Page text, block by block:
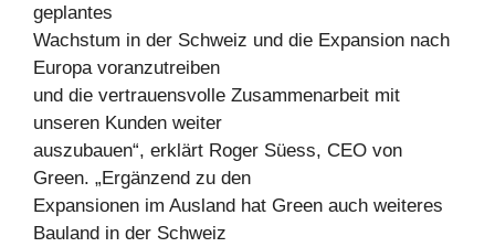
geplantes
Wachstum in der Schweiz und die Expansion nach
Europa voranzutreiben
und die vertrauensvolle Zusammenarbeit mit
unseren Kunden weiter
auszubauen“, erklärt Roger Süess, CEO von
Green. „Ergänzend zu den
Expansionen im Ausland hat Green auch weiteres
Bauland in der Schweiz